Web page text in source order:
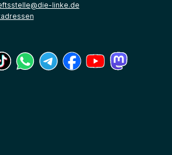
linke.de
ein neues Fenster)
öffnet ein neues Fenster)
(Link öffnet ein neues Fenster)
(Link öffnet ein neues Fenster)
(Link öffnet ein neues Fenster)
(Link öffnet ein neues
(Link öffnet ein
ein neues Fenster)